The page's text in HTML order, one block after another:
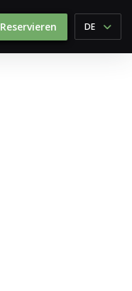
Reservieren DE